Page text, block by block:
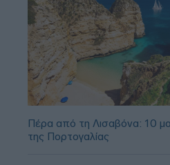
Πέρα από τη Λισαβόνα: 10
της Πορτογαλίας